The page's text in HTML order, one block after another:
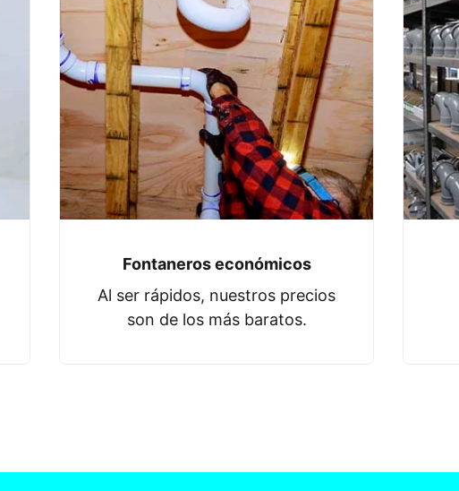
Fontaneros económicos
Al ser rápidos, nuestros precios
son de los más baratos.